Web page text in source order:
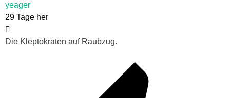
yeager
29 Tage her
Die Kleptokraten auf Raubzug.